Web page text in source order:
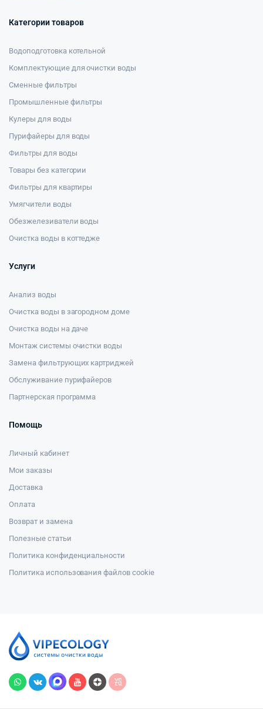
Категории товаров
Водоподготовка котельной
Комплектующие для очистки воды
Сменные фильтры
Промышленные фильтры
Кулеры для воды
Пурифайеры для воды
Фильтры для воды
Товары без категории
Фильтры для квартиры
Умягчители воды
Обезжелезиватели воды
Очистка воды в коттедже
Услуги
Анализ воды
Очистка воды в загородном доме
Очистка воды на даче
Монтаж системы очистки воды
Замена фильтрующих картриджей
Обслуживание пурифайеров
Партнерская программа
Помощь
Личный кабинет
Мои заказы
Доставка
Оплата
Возврат и замена
Полезные статьи
Политика конфиденциальности
Политика использования файлов cookie